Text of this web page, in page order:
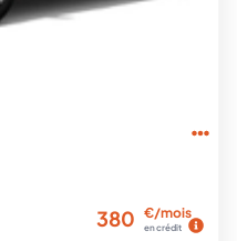
380 €/mois
en crédit